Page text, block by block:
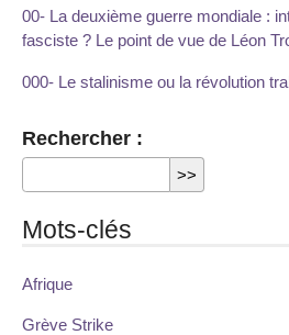
00- La deuxième guerre mondiale :
fasciste ? Le point de vue de Léon
000- Le stalinisme ou la révolution
Rechercher :
Mots-clés
Afrique
Grève Strike